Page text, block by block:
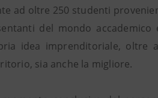
ad oltre 250 studenti
del mondo
idea imprenditoriale, oltre
sia anche la migliore.